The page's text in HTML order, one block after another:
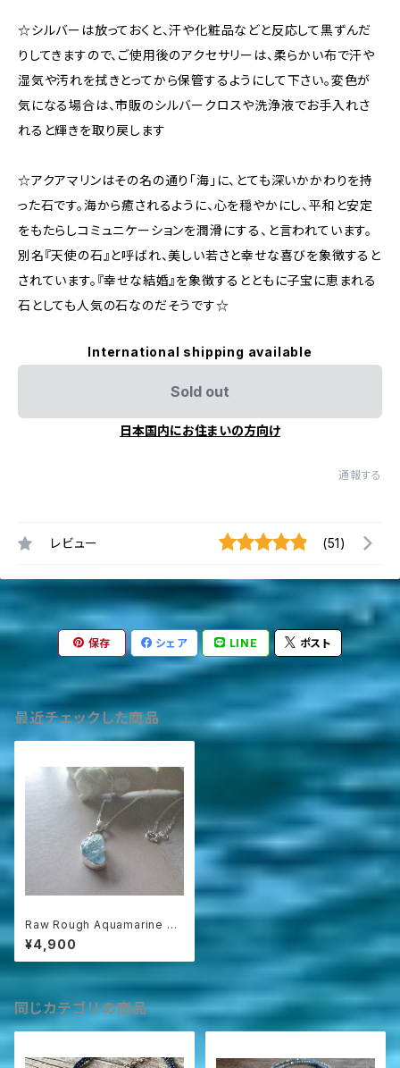
☆シルバーは放っておくと、汗や化粧品などと反応して黒ずんだ
りしてきますので、ご使用後のアクセサリーは、柔らかい布で汗や
湿気や汚れを拭きとってから保管するようにして下さい。変色が
気になる場合は、市販のシルバークロスや洗浄液でお手入れさ
れると輝きを取り戻します
☆アクアマリンはその名の通り「海」に、とても深いかかわりを持
った石です。海から癒されるように、心を穏やかにし、平和と安定
をもたらしコミュニケーションを潤滑にする、と言われています。
別名『天使の石』と呼ばれ、美しい若さと幸せな喜びを象徴すると
されています。『幸せな結婚』を象徴するとともに子宝に恵まれる
石としても人気の石なのだそうです☆
International shipping available
Sold out
日本国内にお住まいの方向け
通報する
レビュー (51)
保存 シェア LINE ポスト
最近チェックした商品
Raw Rough Aquamarine ラ
フロック アクアマリンのネックレ
ス❇︎sv925❇︎
¥4,900
同じカテゴリの商品